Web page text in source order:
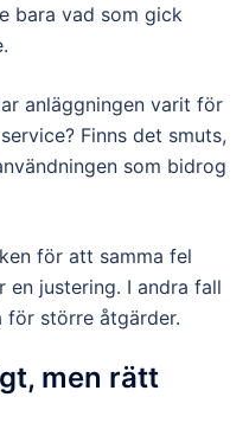
bara vad som gick
anläggningen varit för
Finns det smuts,
som bidrog
för att samma fel
en justering. I andra fall
för större åtgärder.
men rätt